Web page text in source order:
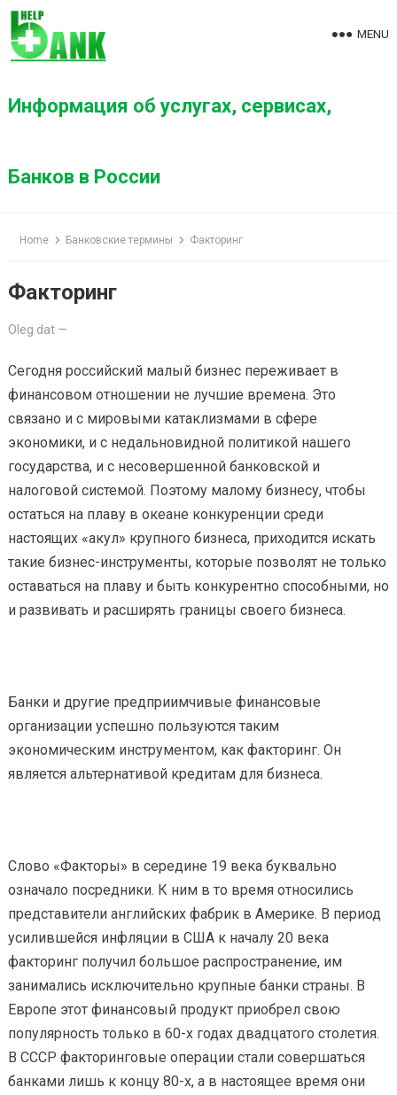
Информация об услугах, сервисах,
Банков в России
MENU
Home Банковские термины Факторинг
Факторинг
Oleg dat—
Сегодня российский малый бизнес переживает в
финансовом отношении не лучшие времена. Это
связано и с мировыми катаклизмами в сфере
экономики, и с недальновидной политикой нашего
государства, и с несовершенной банковской и
налоговой системой. Поэтому малому бизнесу, чтобы
остаться на плаву в океане конкуренции среди
настоящих «акул» крупного бизнеса, приходится искать
такие бизнес-инструменты, которые позволят не только
оставаться на плаву и быть конкурентно способными, но
и развивать и расширять границы своего бизнеса.
Банки и другие предприимчивые финансовые
организации успешно пользуются таким
экономическим инструментом, как факторинг. Он
является альтернативой кредитам для бизнеса.
Слово «Факторы» в середине 19 века буквально
означало посредники. К ним в то время относились
представители английских фабрик в Америке. В период
усилившейся инфляции в США к началу 20 века
факторинг получил большое распространение, им
занимались исключительно крупные банки страны. В
Европе этот финансовый продукт приобрел свою
популярность только в 60-х годах двадцатого столетия.
В СССР факторинговые операции стали совершаться
банками лишь к концу 80-х, а в настоящее время они